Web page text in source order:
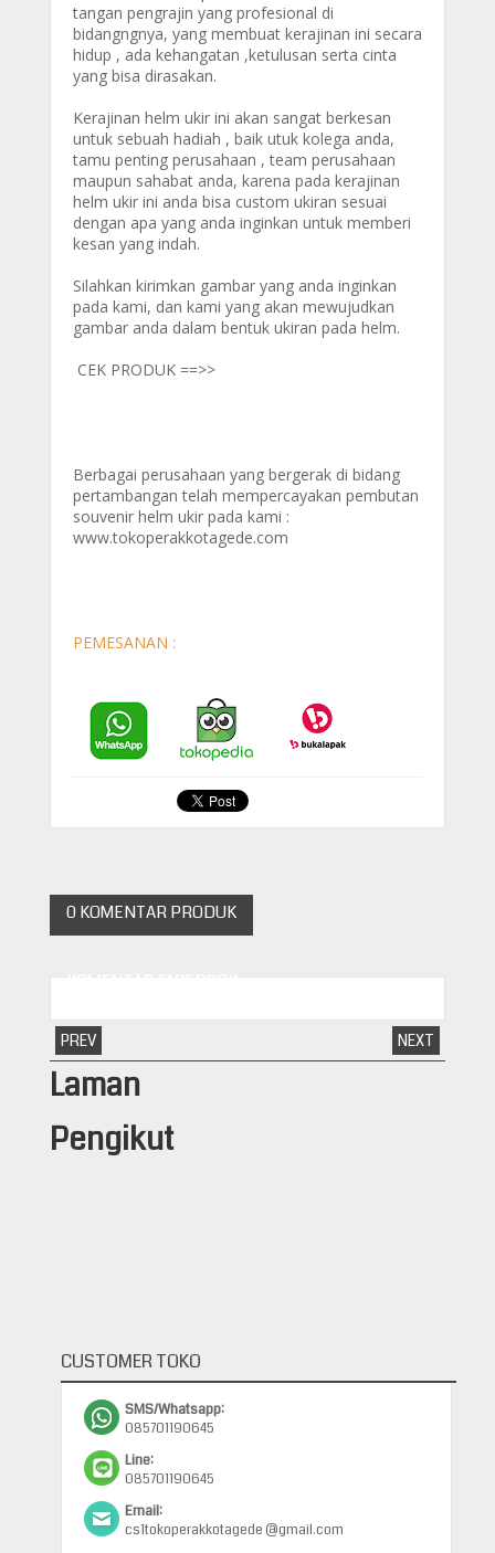
tangan pengrajin yang profesional di
bidangngnya, yang membuat kerajinan ini secara
hidup , ada kehangatan ,ketulusan serta cinta
yang bisa dirasakan.
Kerajinan helm ukir ini akan sangat berkesan
untuk sebuah hadiah , baik utuk kolega anda,
tamu penting perusahaan , team perusahaan
maupun sahabat anda, karena pada kerajinan
helm ukir ini anda bisa custom ukiran sesuai
dengan apa yang anda inginkan untuk memberi
kesan yang indah.
Silahkan kirimkan gambar yang anda inginkan
pada kami, dan kami yang akan mewujudkan
gambar anda dalam bentuk ukiran pada helm.
CEK PRODUK ==>>
Berbagai perusahaan yang bergerak di bidang
pertambangan telah mempercayakan pembutan
souvenir helm ukir pada kami :
www.tokoperakkotagede.com
PEMESANAN :
0 KOMENTAR PRODUK
KOMENTAR FACEBOOK
PREV NEXT
Laman
Pengikut
CUSTOMER TOKO
SMS/Whatsapp:
085701190645
Line:
085701190645
Email:
cs1tokoperakkotagede @gmail.com